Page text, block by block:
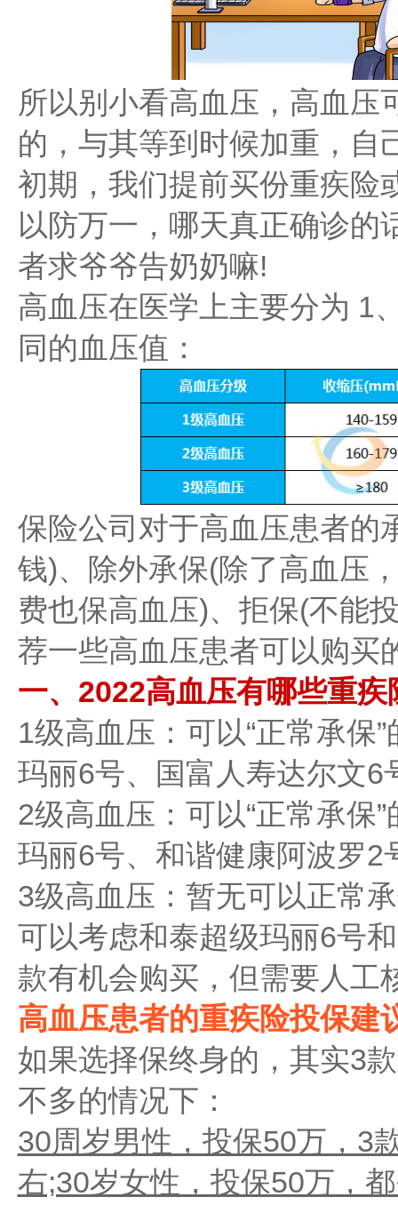
所以别小看高血压，高血压
的，与其等到时候加重，自
初期，我们提前买份重疾险
以防万一，哪天真正确诊的
者求爷爷告奶奶嘛!
高血压在医学上主要分为 1
同的血压值：
保险公司对于高血压患者的
钱)、除外承保(除了高血压
费也保高血压)、拒保(不能
荐一些高血压患者可以购买
一、2022高血压有哪些重
1级高血压：可以“正常承保
玛丽6号、国富人寿达尔文
2级高血压：可以“正常承保
玛丽6号、和谐健康阿波罗2
3级高血压：暂无可以正常
可以考虑和泰超级玛丽6号
款有机会购买，但需要人工
高血压患者的重疾险投保建
如果选择保终身的，其实3
不多的情况下：
30周岁男性，投保50万，3
右;30岁女性，投保50万，